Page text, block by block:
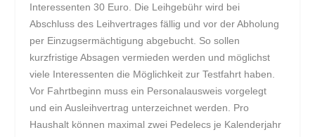
Interessenten 30 Euro. Die Leihgebühr wird bei
Abschluss des Leihvertrages fällig und vor der Abholung
per Einzugsermächtigung abgebucht. So sollen
kurzfristige Absagen vermieden werden und möglichst
viele Interessenten die Möglichkeit zur Testfahrt haben.
Vor Fahrtbeginn muss ein Personalausweis vorgelegt
und ein Ausleihvertrag unterzeichnet werden. Pro
Haushalt können maximal zwei Pedelecs je Kalenderjahr